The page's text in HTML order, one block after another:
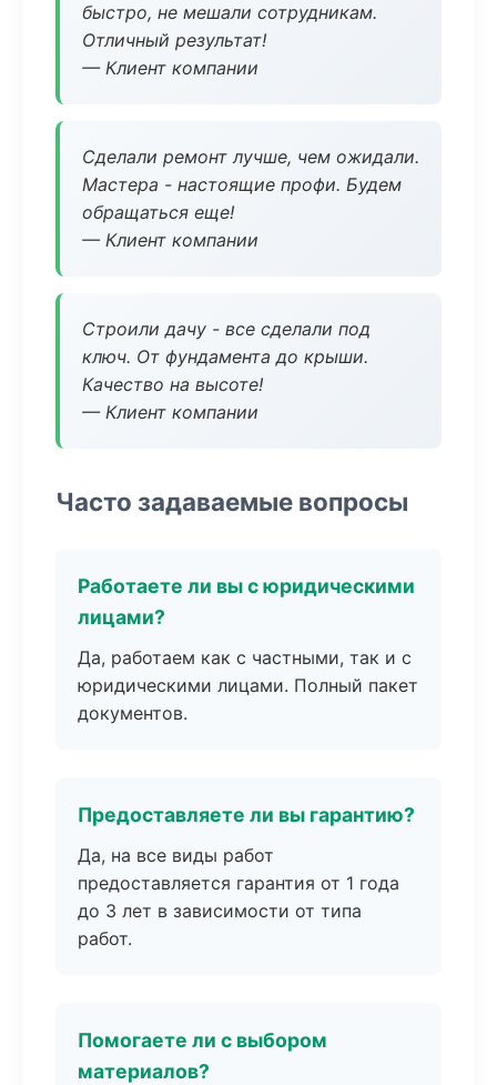
быстро, не мешали сотрудникам.
Отличный результат!
— Клиент компании
Сделали ремонт лучше, чем ожидали.
Мастера - настоящие профи. Будем
обращаться еще!
— Клиент компании
Строили дачу - все сделали под
ключ. От фундамента до крыши.
Качество на высоте!
— Клиент компании
Часто задаваемые вопросы
Работаете ли вы с юридическими
лицами?
Да, работаем как с частными, так и с
юридическими лицами. Полный пакет
документов.
Предоставляете ли вы гарантию?
Да, на все виды работ
предоставляется гарантия от 1 года
до 3 лет в зависимости от типа
работ.
Помогаете ли с выбором
материалов?